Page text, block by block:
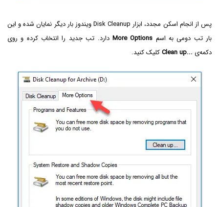
پس از انجام اسکن مجدد، ابزار Disk Cleanup‌ ویندوز بار دیگر نمایان شده و این
بار تب دومی به اسم More Options دارد. تب جدید را انتخاب کرده و روی
دکمه‌ی Clean up...کلیک کنید.